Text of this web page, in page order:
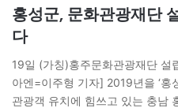
홍성군, 문화관광재단
다
19일 (가칭)홍주문화관광재단 설
아엔=이주형 기자] 2019년을 ‘홍
관광객 유치에 힘쓰고 있는 충남